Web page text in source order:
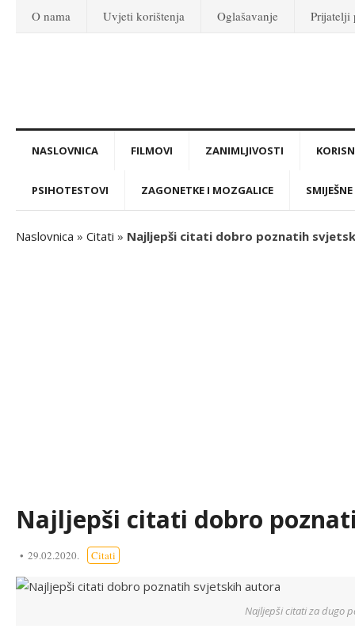
O nama Uvjeti korištenja Oglašavanje Prijatelji
NASLOVNICA FILMOVI ZANIMLJIVOSTI
PSIHOTESTOVI ZAGONETKE I MOZGALICE
Naslovnica » Citati » Najljepši citati dobro poznatih
Najljepši citati dobro
29.02.2020. Citati
Najljepši citati za dugo